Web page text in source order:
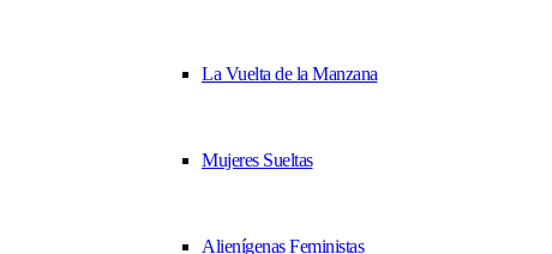
La Vuelta de la Manzana
Mujeres Sueltas
Alienígenas Feministas